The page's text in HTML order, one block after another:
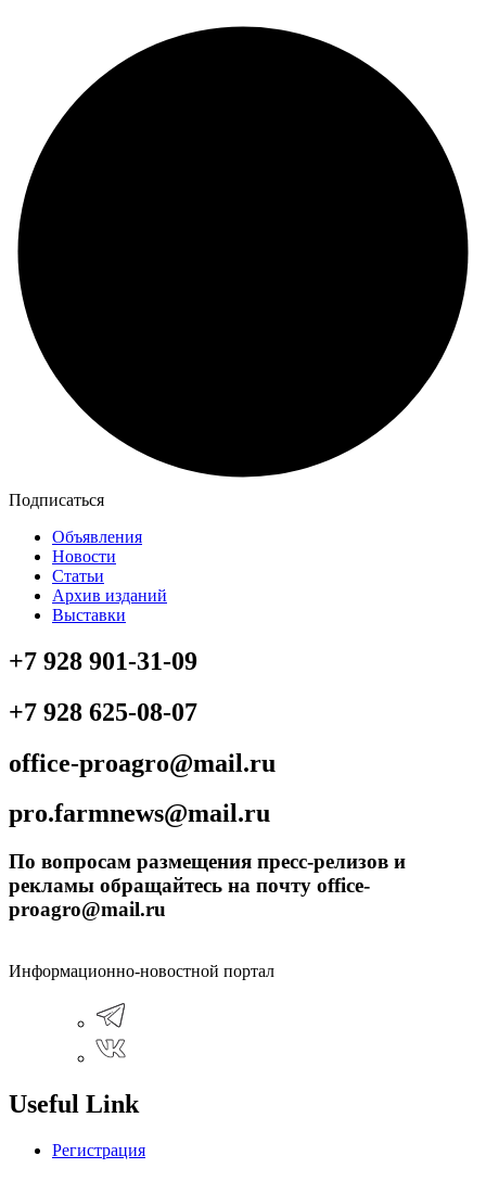
Подписаться
Объявления
Новости
Статьи
Архив изданий
Выставки
+7 928 901-31-09
+7 928 625-08-07
office-proagro@mail.ru
pro.farmnews@mail.ru
По вопросам размещения пресс-релизов и
рекламы обращайтесь на почту office-
proagro@mail.ru
Информационно-новостной портал
Useful Link
Регистрация